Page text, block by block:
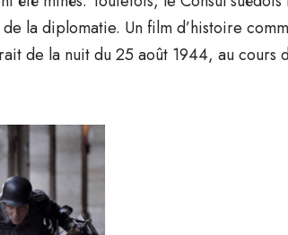
la diplomatie. Un film d’histoire
de la nuit du 25 août 1944, au cours